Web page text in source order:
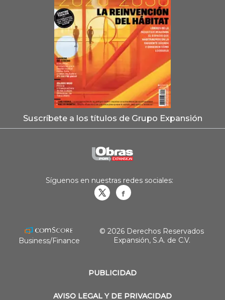
Suscríbete a los títulos de Grupo Expansión
PUBLICIDAD
AVISO LEGAL Y DE PRIVACIDAD
Síguenos en nuestras redes sociales:
Business/Finance
© 2026 Derechos Reservados
Expansión, S.A. de C.V.